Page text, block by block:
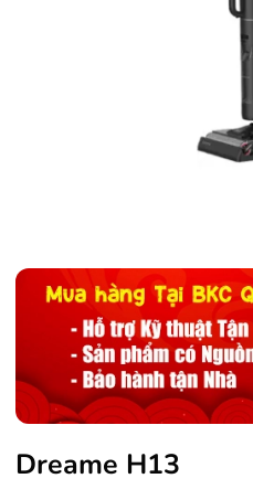
Dreame H13